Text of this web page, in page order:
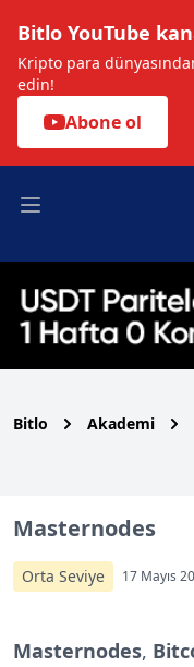
Bitlo YouTube
Kripto para
edin!
Abone ol
Open main menu
Bitlo Akademi
Masternodes
Orta Seviye 17 Mayıs
Masternodes,